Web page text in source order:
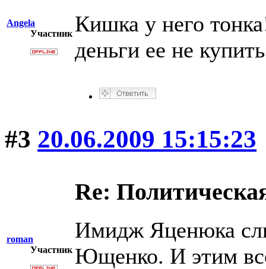
Angela
Участник Кишка у него
деньги ее не
#3 20.06.2009 15:15:23
roman
Участник
Re:
Имидж Яценюка
Ющенко. И этим